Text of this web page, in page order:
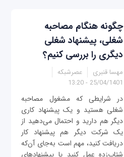
چگونه هنگام مصاحبه
شغلی، پیشنهاد شغلی
دیگری را بررسی کنیم؟
مهسا قنبری
عصرشبکه
25/04/1401 - 13:20
در شرایطی که مشغول مصاحبه
شغلی هستید و یک پیشنهاد کاری
دیگر هم دارید و احتمال می‌دهید از
یک شرکت دیگر هم پیشنهاد کار
دریافت کنید، مهم است به‌جای آن‌که
شتاب‌زده عمل کنید یا پیشنهادهای